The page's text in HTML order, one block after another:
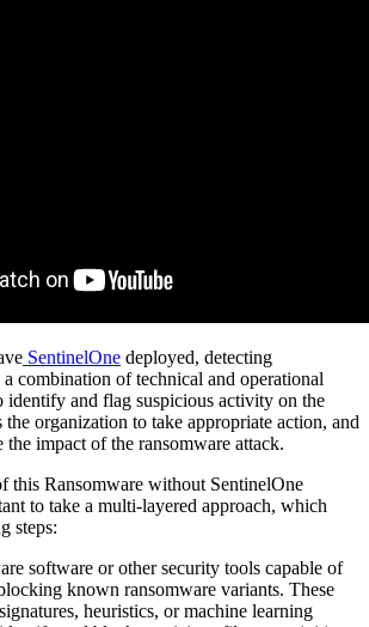
SentinelOne deployed, detecting
combination of technical and operational
identify and flag suspicious activity on the
organization to take appropriate action, and
impact of the ransomware attack.
this Ransomware without SentinelOne
to take a multi-layered approach, which
steps:
software or other security tools capable of
known ransomware variants. These
heuristics, or machine learning